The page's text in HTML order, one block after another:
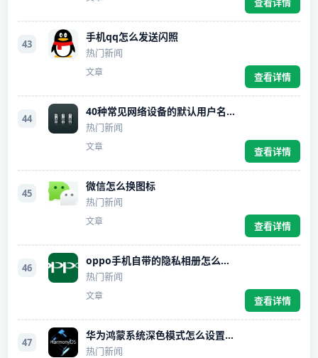
43
手机qq怎么发送闪照
热门新闻
文章 查看详情
44
40种常见网络设备的默认用户名密码汇总
热门新闻
文章 查看详情
45
微信怎么换图标
热门新闻
文章 查看详情
46
oppo手机自带的隐私相册怎么开启
热门新闻
文章 查看详情
47
华为鸿蒙系统深色模式怎么设置开启
热门新闻